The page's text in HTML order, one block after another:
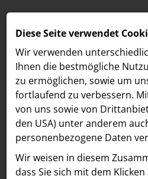
MELDUNGEN
LOEBELL NORDBERG
Meldungen /
Text Bilder
Diese Seite verwendet
Wir verwenden
Ihnen die best­mögliche
zu ermöglichen, sowie um
fortlaufend zu verbessern.
von uns sowie von
den USA) unter anderem
personenbezogene Daten
Wir weisen in diesem
dass Sie sich mit dem Klicken